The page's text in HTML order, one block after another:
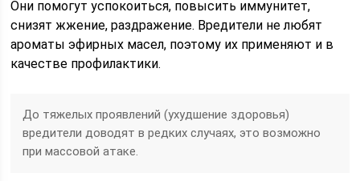
Они помогут успокоиться, повысить иммунитет,
снизят жжение, раздражение. Вредители не любят
ароматы эфирных масел, поэтому их применяют и в
качестве профилактики.
До тяжелых проявлений (ухудшение здоровья)
вредители доводят в редких случаях, это возможно
при массовой атаке.